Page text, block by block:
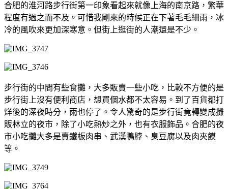
合肥的淮河路步行街第一印象看起來就像上海的南京路，繁華
程度有過之而不及。可惜我剛來的時候正在下著毛毛細雨，冰
冷的風吹來更加深寒意。但街上逛街的人潮還是不少。
步行街的中間有些食攤，大多販賣一些小吃，比較不方便的是
步行街上沒有便利商店，想買個水都不太容易。到了百貨都打
烊後的深夜時分，雨也停了。令人驚奇的是步行街竟轉變成攤
販林立的夜市，除了小吃熱炒之外，也有衣服飾品。合肥的夜
市小吃攤大多是賣鐵板肉串、武漢鴨脖、臭豆腐以及肉夾饃
等。